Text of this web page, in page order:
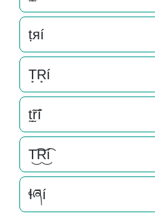
ṭяí
T͙R͙í
t̰̃r̰̃í
T͜͡R͜͡í
ɬཞí